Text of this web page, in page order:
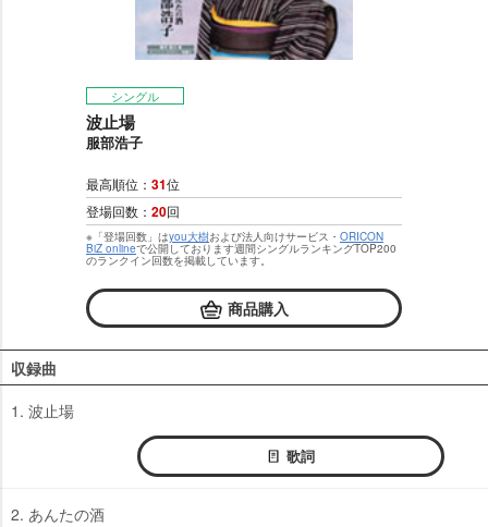
シングル
波止場
服部浩子
最高順位： 31位
登場回数： 20回
※「登場回数」はyou大樹および法人向けサービス・ ORICON
BiZ onlineで公開しております週間シングルランキングTOP200
のランクイン回数を掲載しています。
商品購入
収録曲
1. 波止場
歌詞
2. あんたの酒